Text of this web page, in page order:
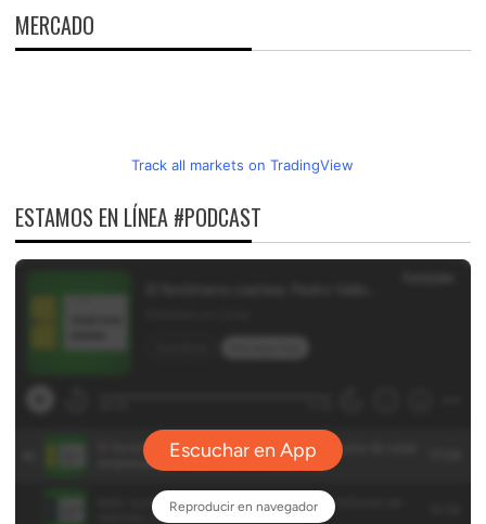
MERCADO
Track all markets on TradingView
ESTAMOS EN LÍNEA #PODCAST